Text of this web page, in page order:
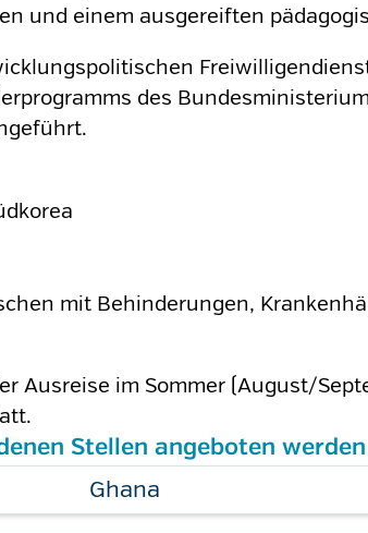
und einem ausgereiften
des
mit Behinderungen,
Ausreise im Sommer (August/
Stellen angeboten werden
Ghana